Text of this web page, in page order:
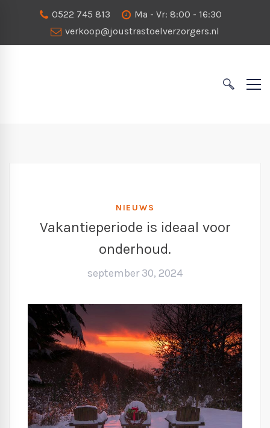
0522 745 813
Ma - Vr: 8:00 - 16:30
verkoop@joustrastoelverzorgers.nl
NIEUWS
Vakantieperiode is ideaal voor
onderhoud.
september 30, 2024